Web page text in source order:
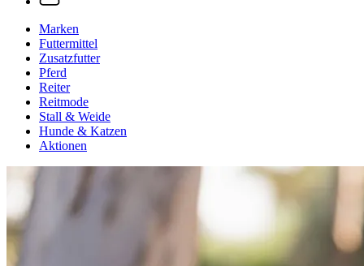
Marken
Futtermittel
Zusatzfutter
Pferd
Reiter
Reitmode
Stall & Weide
Hunde & Katzen
Aktionen